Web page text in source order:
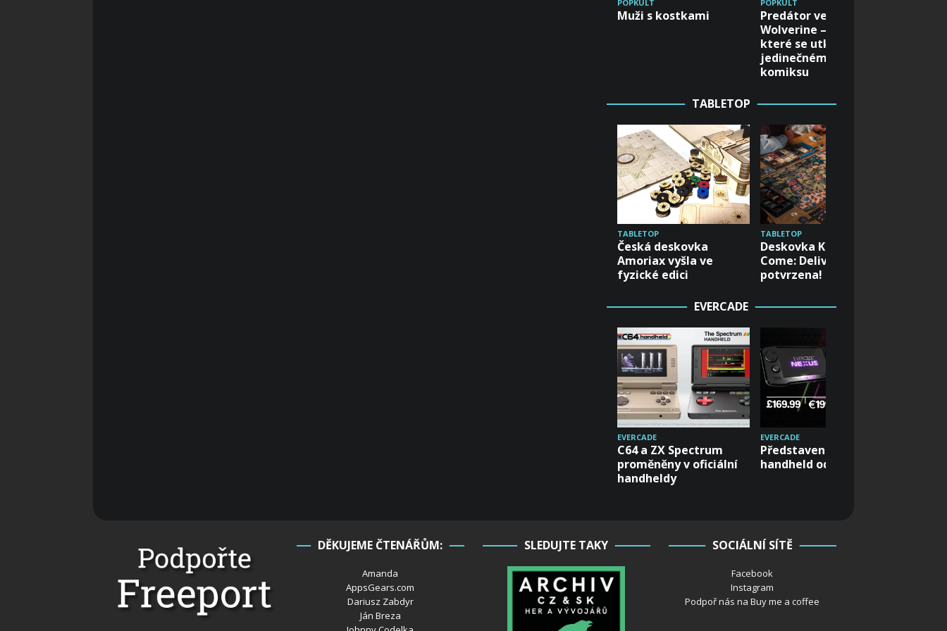
POPKULT
Muži s kostkami
POPKULT
Predátor versus
Wolverine – dvě ikony,
které se utkají v
jedinečném crossover
komiksu
TABLETOP
TABLETOP
Česká deskovka
Amoriax vyšla ve
fyzické edici
TABLETOP
Deskovka Kingdom
Come: Deliverance
potvrzena!
EVERCADE
EVERCADE
C64 a ZX Spectrum
proměněny v oficiální
handheldy
EVERCADE
Představen nový
handheld od Evercade
DĚKUJEME ČTENÁŘŮM:
Amanda
AppsGears.com
Dariusz Zabdyr
Ján Breza
SLEDUJTE TAKY SOCIÁLNÍ SÍTĚ
Facebook
Instagram
Podpoř nás na Buy me a coffee